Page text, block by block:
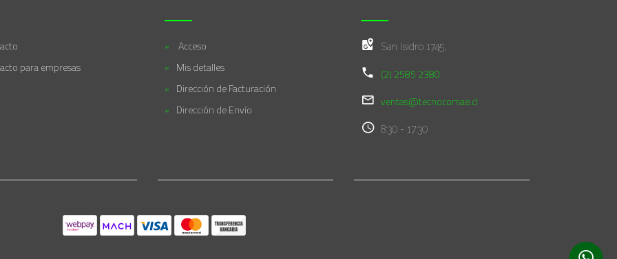
para empresas
Acceso
Mis detalles
Dirección de Facturación
Dirección de Envío
San Isidro 1745,
(2) 2585 2380
ventas@tecnocomae.cl
8:30 - 17:30